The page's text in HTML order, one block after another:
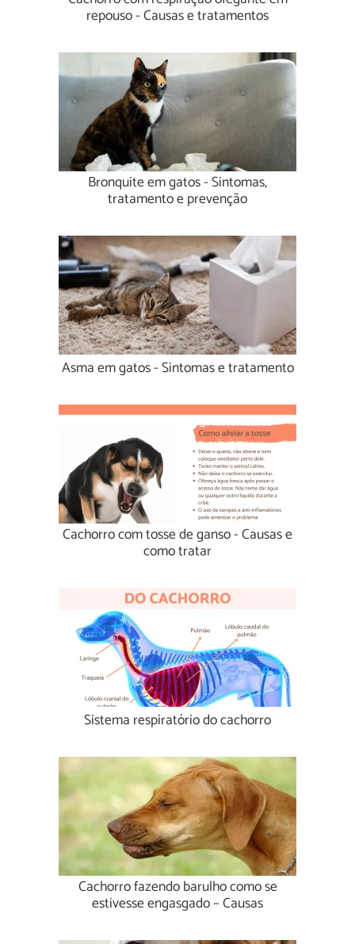
repouso - Causas e tratamentos
Bronquite em gatos - Sintomas,
tratamento e prevenção
Asma em gatos - Sintomas e tratamento
Cachorro com tosse de ganso - Causas e
como tratar
Sistema respiratório do cachorro
Cachorro fazendo barulho como se
estivesse engasgado – Causas